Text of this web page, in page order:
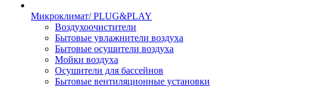
Микроклимат/ PLUG&PLAY
Воздухоочистители
Бытовые увлажнители воздуха
Бытовые осушители воздуха
Мойки воздуха
Осушители для бассейнов
Бытовые вентиляционные установки